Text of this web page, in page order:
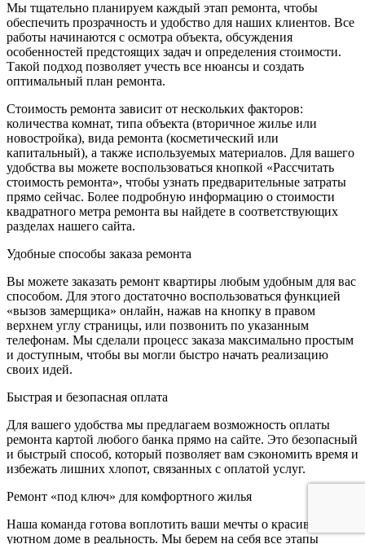
Мы тщательно планируем каждый этап ремонта, чтобы
обеспечить прозрачность и удобство для наших клиентов. Все
работы начинаются с осмотра объекта, обсуждения
особенностей предстоящих задач и определения стоимости.
Такой подход позволяет учесть все нюансы и создать
оптимальный план ремонта.
Стоимость ремонта зависит от нескольких факторов:
количества комнат, типа объекта (вторичное жилье или
новостройка), вида ремонта (косметический или
капитальный), а также используемых материалов. Для вашего
удобства вы можете воспользоваться кнопкой «Рассчитать
стоимость ремонта», чтобы узнать предварительные затраты
прямо сейчас. Более подробную информацию о стоимости
квадратного метра ремонта вы найдете в соответствующих
разделах нашего сайта.
Удобные способы заказа ремонта
Вы можете заказать ремонт квартиры любым удобным для вас
способом. Для этого достаточно воспользоваться функцией
«вызов замерщика» онлайн, нажав на кнопку в правом
верхнем углу страницы, или позвонить по указанным
телефонам. Мы сделали процесс заказа максимально простым
и доступным, чтобы вы могли быстро начать реализацию
своих идей.
Быстрая и безопасная оплата
Для вашего удобства мы предлагаем возможность оплаты
ремонта картой любого банка прямо на сайте. Это безопасный
и быстрый способ, который позволяет вам сэкономить время и
избежать лишних хлопот, связанных с оплатой услуг.
Ремонт «под ключ» для комфортного жилья
Наша команда готова воплотить ваши мечты о красивом и
уютном доме в реальность. Мы берем на себя все этапы